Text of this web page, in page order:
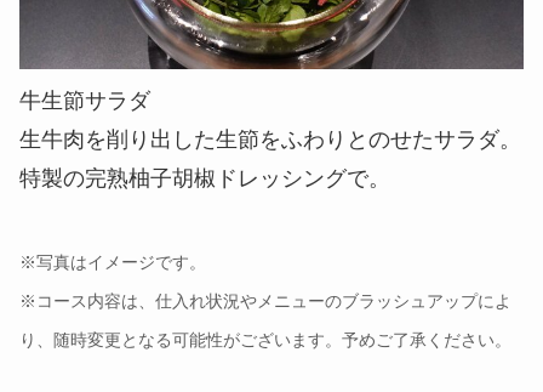
牛生節サラダ
生牛肉を削り出した生節をふわりとのせたサラダ。
特製の完熟柚子胡椒ドレッシングで。
※写真はイメージです。
※コース内容は、仕入れ状況やメニューのブラッシュアップによ
り、随時変更となる可能性がございます。予めご了承ください。